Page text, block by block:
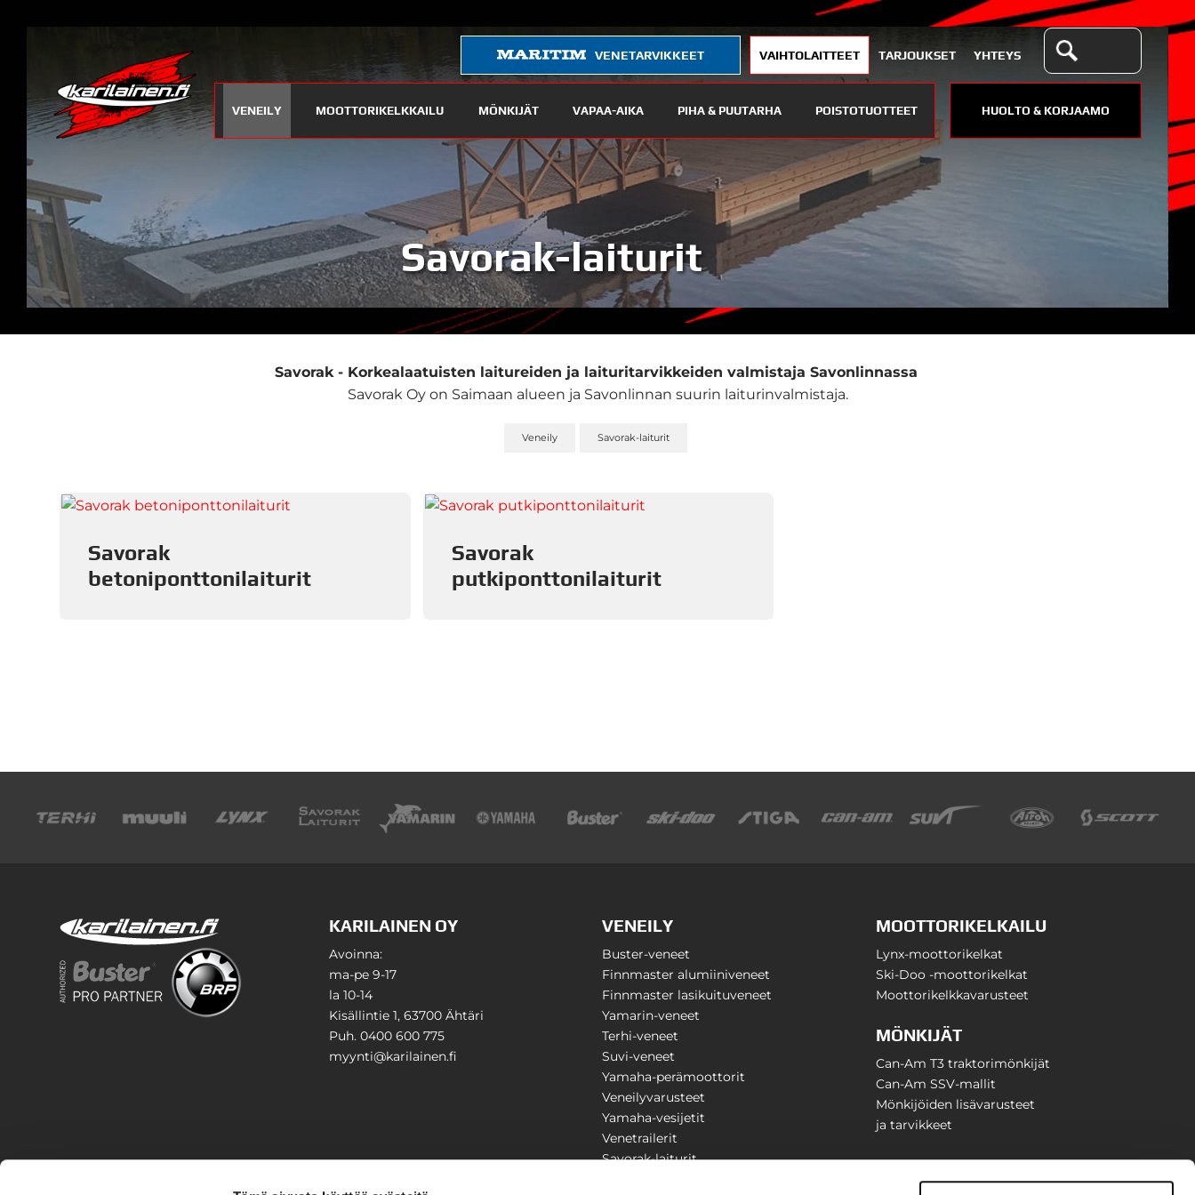
VENETARVIKKEET VAIHTOLAITTEET TARJOUKSET YHTEYS
VENEILY MOOTTORIKELKKAILU MÖNKIJÄT VAPAA-AIKA PIHA & PUUTARHA POISTOTUOTTEET HUOLTO & KORJAAMO
Savorak-laiturit
Savorak - Korkealaatuisten laitureiden ja laituritarvikkeiden valmistaja Savonlinnassa
Savorak Oy on Saimaan alueen ja Savonlinnan suurin laiturinvalmistaja.
Veneily Savorak-laiturit
Savorak
betoniponttonilaiturit
Savorak
putkiponttonilaiturit
KARILAINEN OY
Avoinna:
ma-pe 9-17
la 10-14
Kisällintie 1, 63700 Ähtäri
Puh. 0400 600 775
myynti@karilainen.fi
VENEILY
Buster-veneet
Finnmaster alumiiniveneet
Finnmaster lasikuituveneet
Yamarin-veneet
Terhi-veneet
Suvi-veneet
Yamaha-perämoottorit
Veneilyvarusteet
Yamaha-vesijetit
Venetrailerit
Savorak-laiturit
MOOTTORIKELKAILU
Lynx-moottorikelkat
Ski-Doo -moottorikelkat
Moottorikelkkavarusteet
MÖNKIJÄT
Can-Am T3 traktorimönkijät
Can-Am SSV-mallit
Mönkijöiden lisävarusteet
ja tarvikkeet